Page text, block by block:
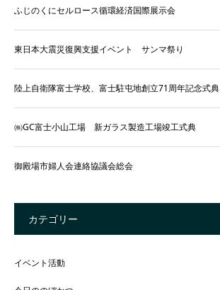
ふじのくにセルロース循環経済国際展示会
東日本大震災復興支援イベント サンマ祭り
陸上自衛隊富士学校、富士駐屯地創立71周年記念式典
㈱GC富士小山工場 新ガラス製造工場竣工式典
御殿場市婦人会連絡協議会総会
カテゴリー
イベント活動